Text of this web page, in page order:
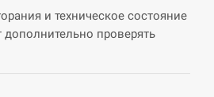
протоки
и техническое состояние
дополнительно проверять